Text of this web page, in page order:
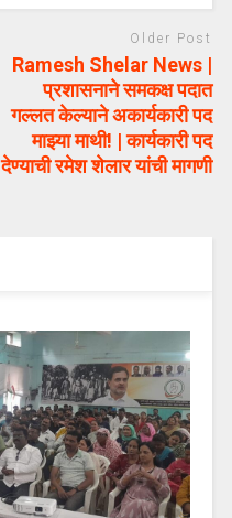
Older Post
Ramesh Shelar News |
प्रशासनाने समकक्ष पदात
गल्लत केल्याने अकार्यकारी पद
माझ्या माथी! | कार्यकारी पद
देण्याची रमेश शेलार यांची मागणी